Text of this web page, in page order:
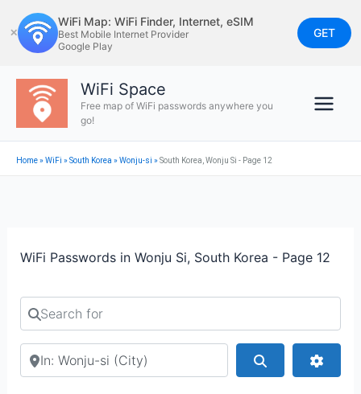
to
content
✕
WiFi Map: WiFi Finder, Internet, eSIM
Best Mobile Internet Provider
Google Play
GET
WiFi Space
Free map of WiFi passwords anywhere you
go!
Home»WiFi »South Korea »Wonju-si »South Korea, Wonju Si - Page 12
WiFi Passwords in Wonju Si, South Korea - Page 12
Search for
Search by city or country